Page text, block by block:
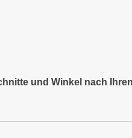
und Winkel nach